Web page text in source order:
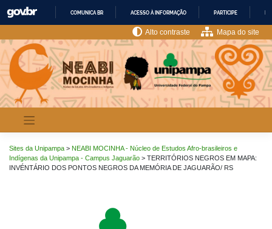
para
o
conteúdo
IR
PARA
O
CONTEÚDO
COMUNICA BR ACESSO À INFORMAÇÃO PARTICIPE
Alto contraste Mapa do site
Sites da Unipampa > NEABI MOCINHA - Núcleo de Estudos Afro-brasileiros e
Indígenas da Unipampa - Campus Jaguarão > TERRITÓRIOS NEGROS EM MAPA:
INVÉNTÁRIO DOS PONTOS NEGROS DA MEMÓRIA DE JAGUARÃO/ RS